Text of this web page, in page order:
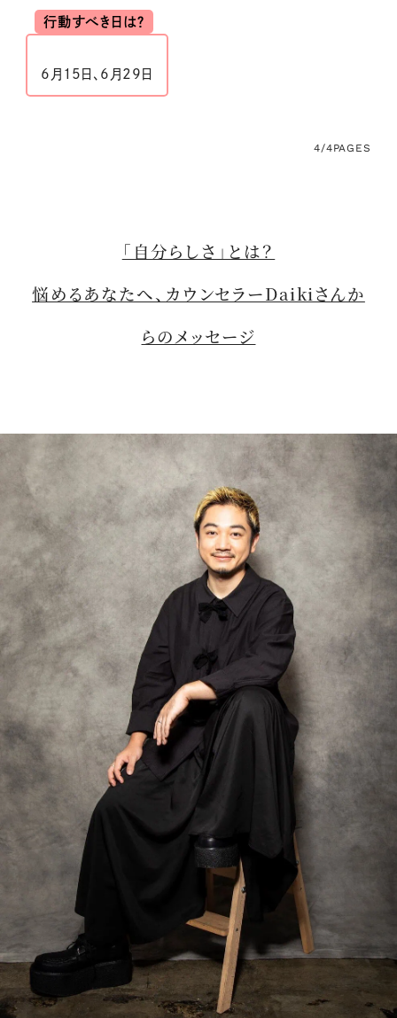
行動すべき日は？
6月15日、6月29日
4/4PAGES
「自分らしさ」とは？
悩めるあなたへ、カウンセラーDaikiさんか
らのメッセージ